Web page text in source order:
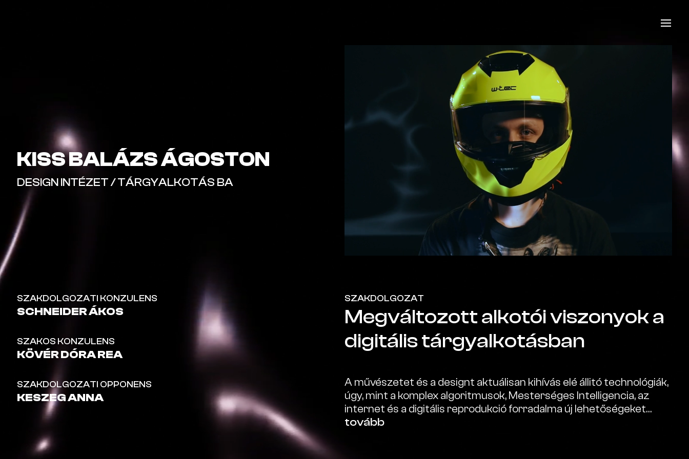
KISS BALÁZS ÁGOSTON
DESIGN INTÉZET / TÁRGYALKOTÁS BA
SZAKDOLGOZATI KONZULENS
SCHNEIDER ÁKOS
SZAKOS KONZULENS
KÖVÉR DÓRA REA
SZAKDOLGOZATI OPPONENS
KESZEG ANNA
SZAKDOLGOZAT
Megváltozott alkotói viszonyok a
digitális tárgyalkotásban
A művészetet és a designt aktuálisan kihívás elé állitó technológiák,
úgy, mint a komplex algoritmusok, Mesterséges Intelligencia, az
internet és a digitális reprodukció forradalma új lehetőségeket
hordoznak az eddig ismert eljárásokban. Felülírják az alkotói
tovább